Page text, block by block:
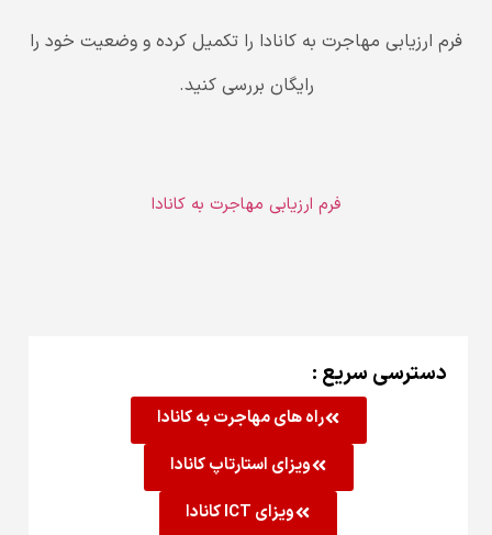
دسترسی سریع :
راه های مهاجرت به کانادا
ویزای استارتاپ کانادا
ویزای ICT کانادا
فرم ارزیابی مهاجرت به کانادا را تکمیل کرده و وضعیت خود را
رایگان بررسی کنید.
فرم ارزیابی مهاجرت به کانادا